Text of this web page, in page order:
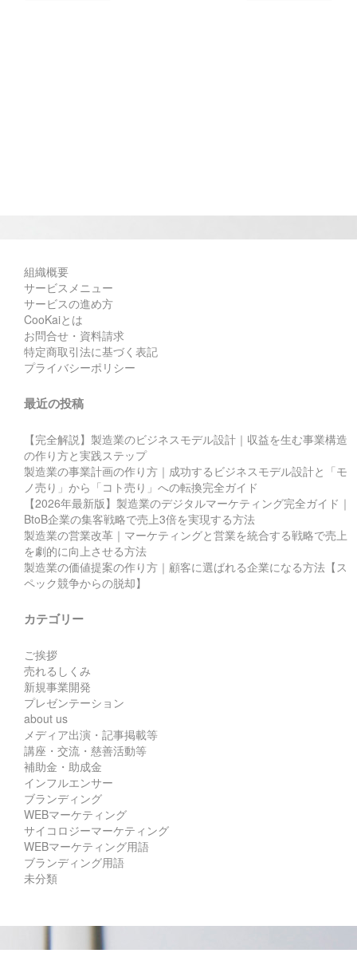
組織概要
サービスメニュー
サービスの進め方
CooKaiとは
お問合せ・資料請求
特定商取引法に基づく表記
プライバシーポリシー
最近の投稿
【完全解説】製造業のビジネスモデル設計｜収益を生む事業構造
の作り方と実践ステップ
製造業の事業計画の作り方｜成功するビジネスモデル設計と「モ
ノ売り」から「コト売り」への転換完全ガイド
【2026年最新版】製造業のデジタルマーケティング完全ガイド｜
BtoB企業の集客戦略で売上3倍を実現する方法
製造業の営業改革｜マーケティングと営業を統合する戦略で売上
を劇的に向上させる方法
製造業の価値提案の作り方｜顧客に選ばれる企業になる方法【ス
ペック競争からの脱却】
カテゴリー
ご挨拶
売れるしくみ
新規事業開発
プレゼンテーション
about us
メディア出演・記事掲載等
講座・交流・慈善活動等
補助金・助成金
インフルエンサー
ブランディング
WEBマーケティング
サイコロジーマーケティング
WEBマーケティング用語
ブランディング用語
未分類